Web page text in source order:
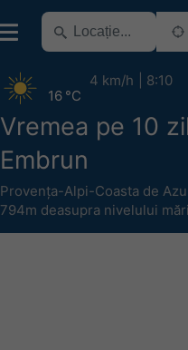
Vremea pe 10
Embrun
Provența-Alpi-Coasta de
794m deasupra nivelului
16 °C
4 km/h 8:10